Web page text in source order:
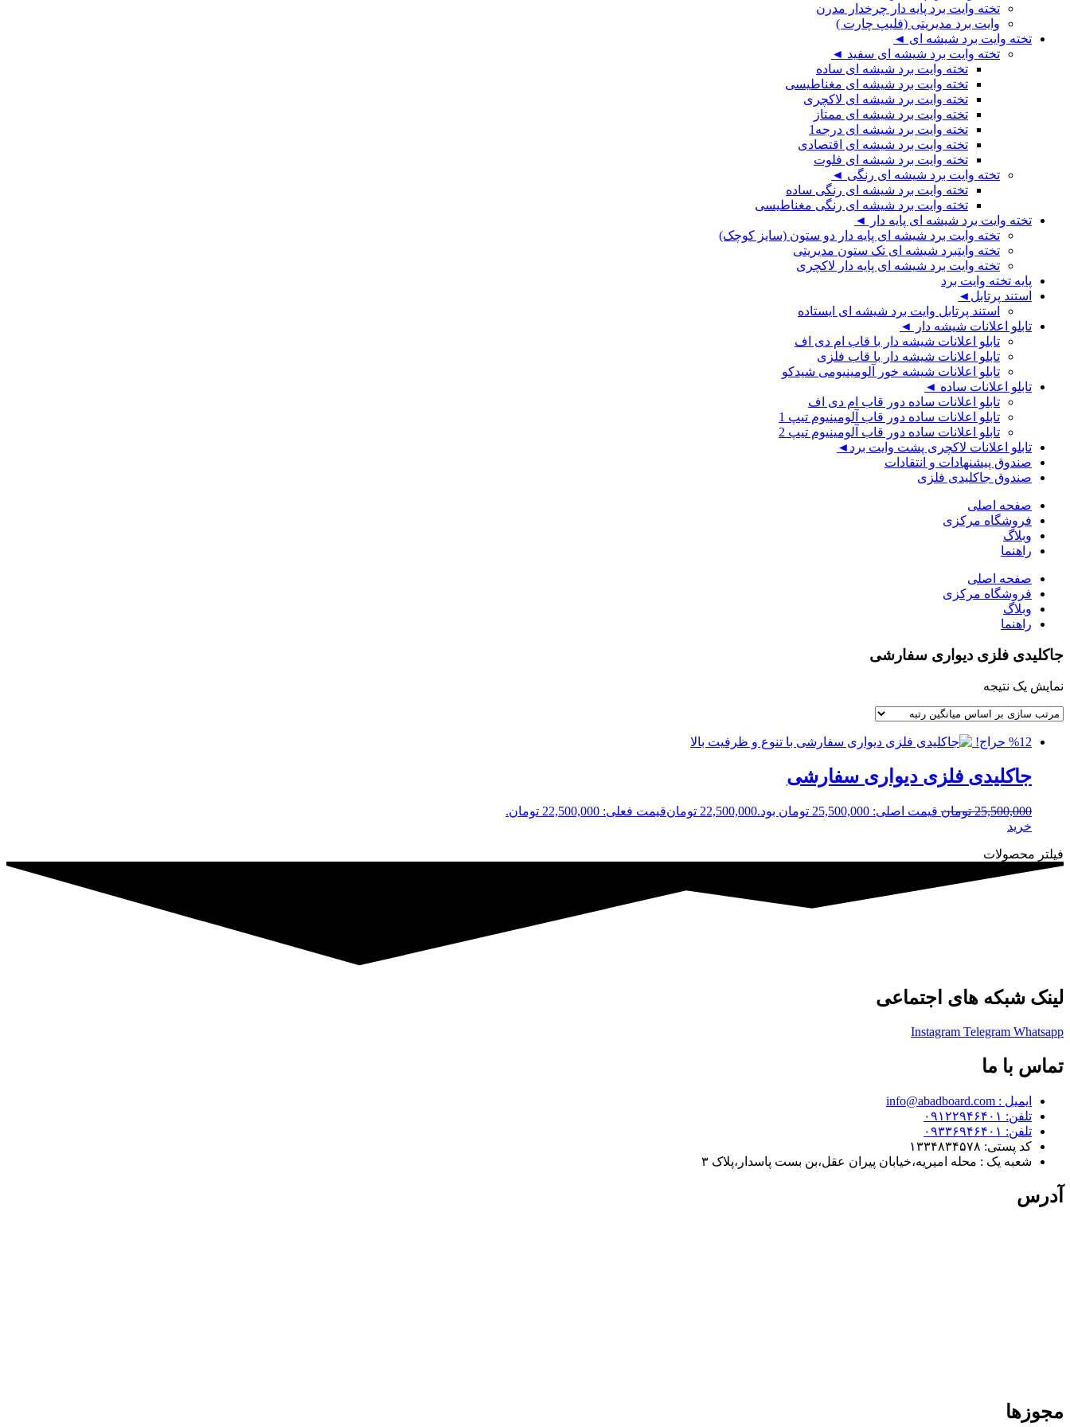
تخته وایت برد پایه دار چرخدار مدرن
وایت برد مدیریتی (فلیپ چارت )
تخته وایت برد شیشه ای ◄
تخته وایت برد شیشه ای سفید ◄
تخته وایت برد شیشه ای ساده
تخته وایت برد شیشه ای مغناطیسی
تخته وایت برد شیشه ای لاکچری
تخته وایت برد شیشه ای ممتاز
تخته وایت برد شیشه ای درجه1
تخته وایت برد شیشه ای اقتصادی
تخته وایت برد شیشه ای فلوت
تخته وایت برد شیشه ای رنگی ◄
تخته وایت برد شیشه ای رنگی ساده
تخته وایت برد شیشه ای رنگی مغناطیسی
تخته وایت برد شیشه ای پایه دار ◄
تخته وایت برد شیشه ای پایه دار دو ستون (سایز کوچک)
تخته وایتبرد شیشه ای تک ستون مدیریتی
تخته وایت برد شیشه ای پایه دار لاکچری
پایه تخته وایت برد
استند پرتابل◄
استند پرتابل وایت برد شیشه ای ایستاده
تابلو اعلانات شیشه دار ◄
تابلو اعلانات شیشه دار با قاب ام دی اف
تابلو اعلانات شیشه دار با قاب فلزی
تابلو اعلانات شیشه خور آلومینیومی شیدکو
تابلو اعلانات ساده ◄
تابلو اعلانات ساده دور قاب ام دی اف
تابلو اعلانات ساده دور قاب آلومینیوم تیپ 1
تابلو اعلانات ساده دور قاب آلومینیوم تیپ 2
تابلو اعلانات لاکچری پشت وایت برد◄
صندوق پیشنهادات و انتقادات
صندوق جاکلیدی فلزی
صفحه اصلی
فروشگاه مرکزی
وبلاگ
راهنما
صفحه اصلی
فروشگاه مرکزی
وبلاگ
راهنما
جاکلیدی فلزی دیواری سفارشی
نمایش یک نتیجه
%12 حراج!
جاکلیدی فلزی دیواری سفارشی
25,500,000 تومان قیمت اصلی: 25,500,000 تومان بود. 22,500,000 تومانقیمت فعلی: 22,500,000 تومان.
خرید
فیلتر محصولات
لینک شبکه های اجتماعی
Instagram Telegram Whatsapp
تماس با ما
ایمیل : info@abadboard.com
تلفن: ۰۹۱۲۲۹۴۶۴۰۱
تلفن: ۰۹۳۳۶۹۴۶۴۰۱
کد پستی: ۱۳۳۴۸۳۴۵۷۸
شعبه یک : محله امیریه،خیابان پیران عقل،بن بست پاسدار،پلاک ۳
آدرس
مجوزها